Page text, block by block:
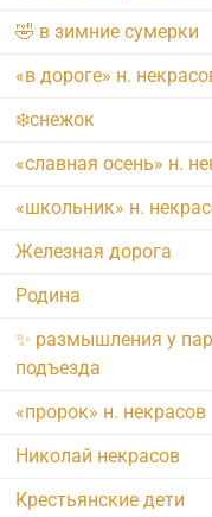
🤣 в зимние сумерки
«в дороге» н.
❄️снежок
«славная осень» н.
«школьник» н.
Железная дорога
Родина
✨ размышления у
подъезда
«пророк» н. некрасов
Николай некрасов
Крестьянские дети